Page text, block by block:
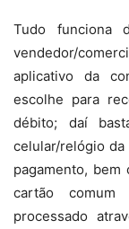
Tudo funciona
vendedor/
aplicativo da
escolhe para
débito; daí
celular/relógio
pagamento,
cartão comum
processado